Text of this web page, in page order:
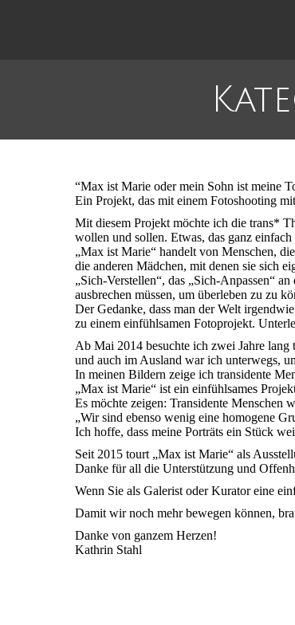
“Max ist Marie oder mein Sohn ist meine
Ein Projekt, das mit einem Fotoshooting
Mit diesem Projekt möchte ich die trans*
wollen und sollen. Etwas, das ganz einfach
„Max ist Marie“ handelt von Menschen,
die anderen Mädchen, mit denen sie sich
„Sich-Verstellen“, das „Sich-Anpassen“
ausbrechen müssen, um überleben zu zu
Der Gedanke, dass man der Welt
zu einem einfühlsamen Fotoprojekt.
Ab Mai 2014 besuchte ich zwei Jahre lang
und auch im Ausland war ich unterwegs,
In meinen Bildern zeige ich transidente
„Max ist Marie“ ist ein einfühlsames
Es möchte zeigen: Transidente Menschen
„Wir sind ebenso wenig eine homogene
Ich hoffe, dass meine Porträts ein Stück
Seit 2015 tourt „Max ist Marie“ als
Danke für all die Unterstützung und
Wenn Sie als Galerist oder Kurator eine
Damit wir noch mehr bewegen können,
Danke von ganzem Herzen!
Kathrin Stahl